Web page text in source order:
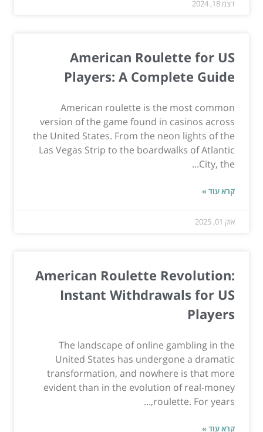
דצמ 18, 2024
American Roulette for US
Players: A Complete Guide
American roulette is the most common
version of the game found in casinos across
the United States. From the neon lights of the
Las Vegas Strip to the boardwalks of Atlantic
City, the...
קרא עוד »
אוק 01, 2025
American Roulette Revolution:
Instant Withdrawals for US
Players
The landscape of online gambling in the
United States has undergone a dramatic
transformation, and nowhere is that more
evident than in the evolution of real-money
roulette. For years,...
קרא עוד »